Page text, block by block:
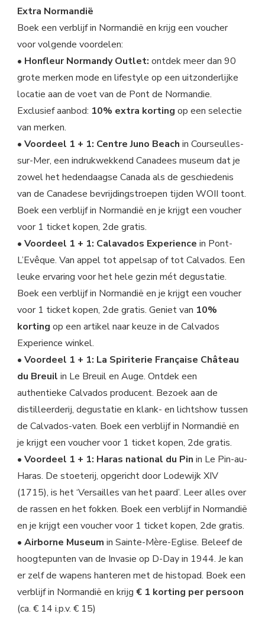
Extra Normandië
Boek een verblijf in Normandië en krijg een voucher
voor volgende voordelen:
• Honfleur Normandy Outlet: ontdek meer dan 90
grote merken mode en lifestyle op een uitzonderlijke
locatie aan de voet van de Pont de Normandie.
Exclusief aanbod: 10% extra korting op een selectie
van merken.
• Voordeel 1 + 1: Centre Juno Beach in Courseulles-
sur-Mer, een indrukwekkend Canadees museum dat je
zowel het hedendaagse Canada als de geschiedenis
van de Canadese bevrijdingstroepen tijden WOII toont.
Boek een verblijf in Normandië en je krijgt een voucher
voor 1 ticket kopen, 2de gratis.
• Voordeel 1 + 1: Calavados Experience in Pont-
L’Evêque. Van appel tot appelsap of tot Calvados. Een
leuke ervaring voor het hele gezin mét degustatie.
Boek een verblijf in Normandië en je krijgt een voucher
voor 1 ticket kopen, 2de gratis. Geniet van 10%
korting op een artikel naar keuze in de Calvados
Experience winkel.
• Voordeel 1 + 1: La Spiriterie Française Château
du Breuil in Le Breuil en Auge. Ontdek een
authentieke Calvados producent. Bezoek aan de
distilleerderij, degustatie en klank- en lichtshow tussen
de Calvados-vaten. Boek een verblijf in Normandië en
je krijgt een voucher voor 1 ticket kopen, 2de gratis.
• Voordeel 1 + 1: Haras national du Pin in Le Pin-au-
Haras. De stoeterij, opgericht door Lodewijk XIV
(1715), is het ‘Versailles van het paard’. Leer alles over
de rassen en het fokken. Boek een verblijf in Normandië
en je krijgt een voucher voor 1 ticket kopen, 2de gratis.
• Airborne Museum in Sainte-Mère-Eglise. Beleef de
hoogtepunten van de Invasie op D-Day in 1944. Je kan
er zelf de wapens hanteren met de histopad. Boek een
verblijf in Normandië en krijg € 1 korting per persoon
(ca. € 14 i.p.v. € 15)